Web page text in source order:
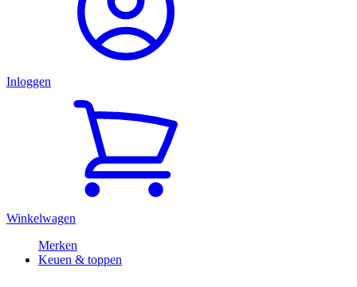
Inloggen
Winkelwagen
Merken
Keuen & toppen